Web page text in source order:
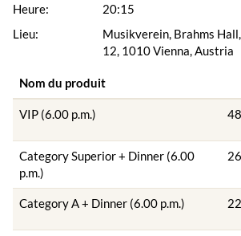
Heure:
Lieu:
20:15
Musikverein, Brahms
12, 1010 Vienna, Austria
Nom du produit
VIP (6.00 p.m.)
Category Superior + Dinner (6.00
p.m.)
Category A + Dinner (6.00 p.m.)